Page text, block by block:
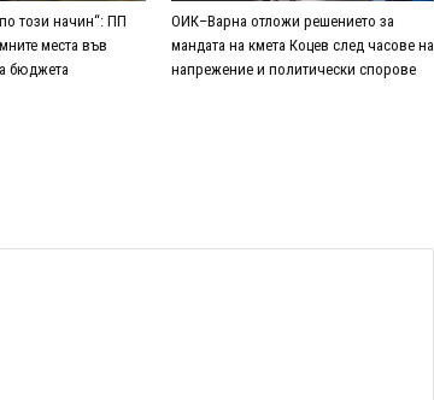
този начин“: ПП
места във
бюджета
ОИК–Варна отложи решението за
мандата на кмета Коцев след часове на
напрежение и политически спорове